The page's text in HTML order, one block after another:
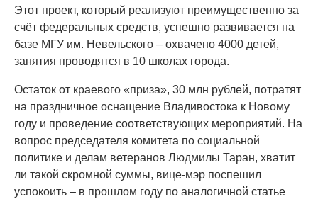
Этот проект, который реализуют преимущественно за
счёт федеральных средств, успешно развивается на
базе МГУ им. Невельского – охвачено 4000 детей,
занятия проводятся в 10 школах города.
Остаток от краевого «приза», 30 млн рублей, потратят
на праздничное оснащение Владивостока к Новому
году и проведение соответствующих мероприятий. На
вопрос председателя комитета по социальной
политике и делам ветеранов Людмилы Таран, хватит
ли такой скромной суммы, вице-мэр поспешил
успокоить – в прошлом году по аналогичной статье